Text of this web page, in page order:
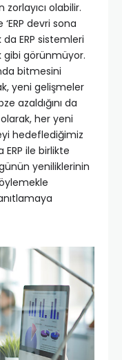
olabilir.
devri sona
da ERP sistemleri
görünmüyor.
bitmesini
yeni gelişmeler
azaldığını da
her yeni
hedeflediğimiz
ile birlikte
yeniliklerinin